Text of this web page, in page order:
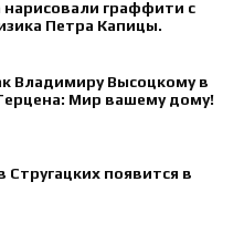
нарисовали граффити с
Петра Капицы.
Владимиру Высоцкому в
Мир вашему дому!
Стругацких появится в